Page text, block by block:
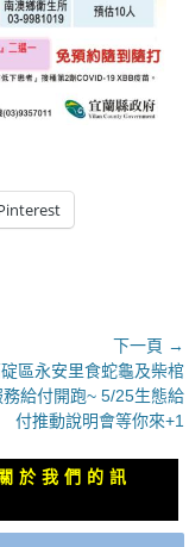
下一頁 →
區永安里食蛇龜及柴棺
務給付開跑~ 5/25生態給
付推動說明會等你來+1
於我們的訊